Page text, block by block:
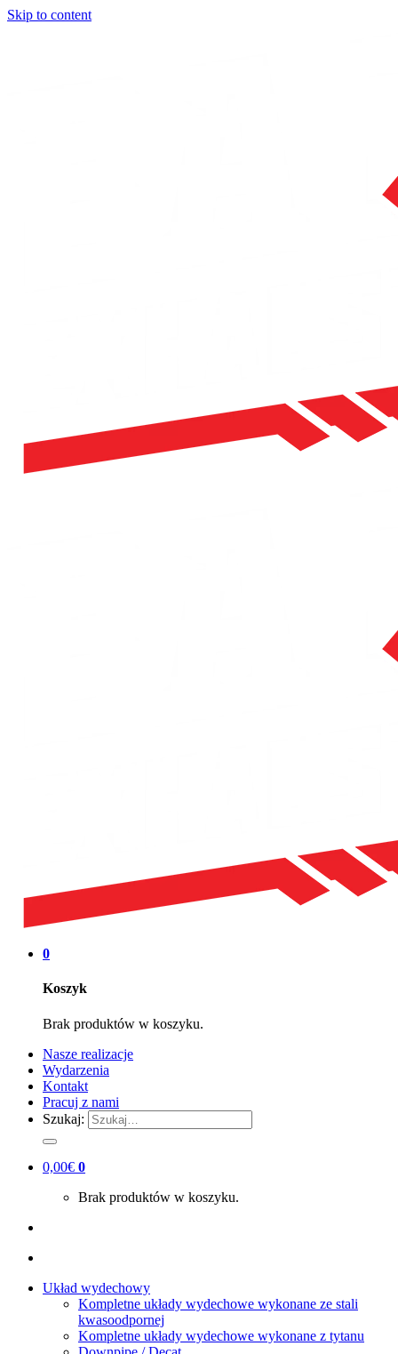
Skip to content
0
Koszyk
Brak produktów w koszyku.
Nasze realizacje
Wydarzenia
Kontakt
Pracuj z nami
Szukaj:
0,00€ 0
Brak produktów w koszyku.
Układ wydechowy
Kompletne układy wydechowe wykonane ze stali
kwasoodpornej
Kompletne układy wydechowe wykonane z tytanu